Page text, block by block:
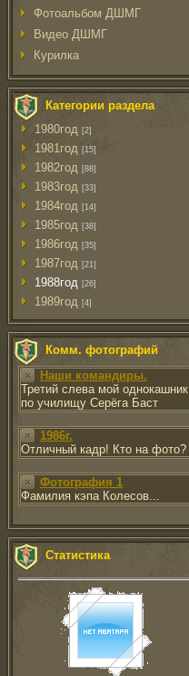
Фотоальбом ДШМГ
Видео ДШМГ
Курилка
Категории раздела
1980год [2]
1981год [15]
1982год [88]
1983год [33]
1984год [14]
1985год [38]
1986год [35]
1987год [21]
1988год [26]
1989год [4]
Комм. фотографий
Наши командиры.
Третий слева мой однокашник
по училищу Серёга Баст
1986г.
Отличный кадр! Кто на фото?
Фотография 1
Фамилия кэпа Колесов...
Статистика